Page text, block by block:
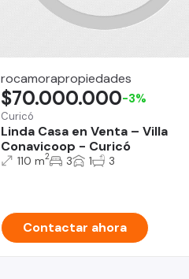
rocamorapropiedades
Curicó
Linda Casa en Venta – Villa
Conavicoop - Curicó
$70.000.000-3%
110 m2 3 1 3
Contactar ahora